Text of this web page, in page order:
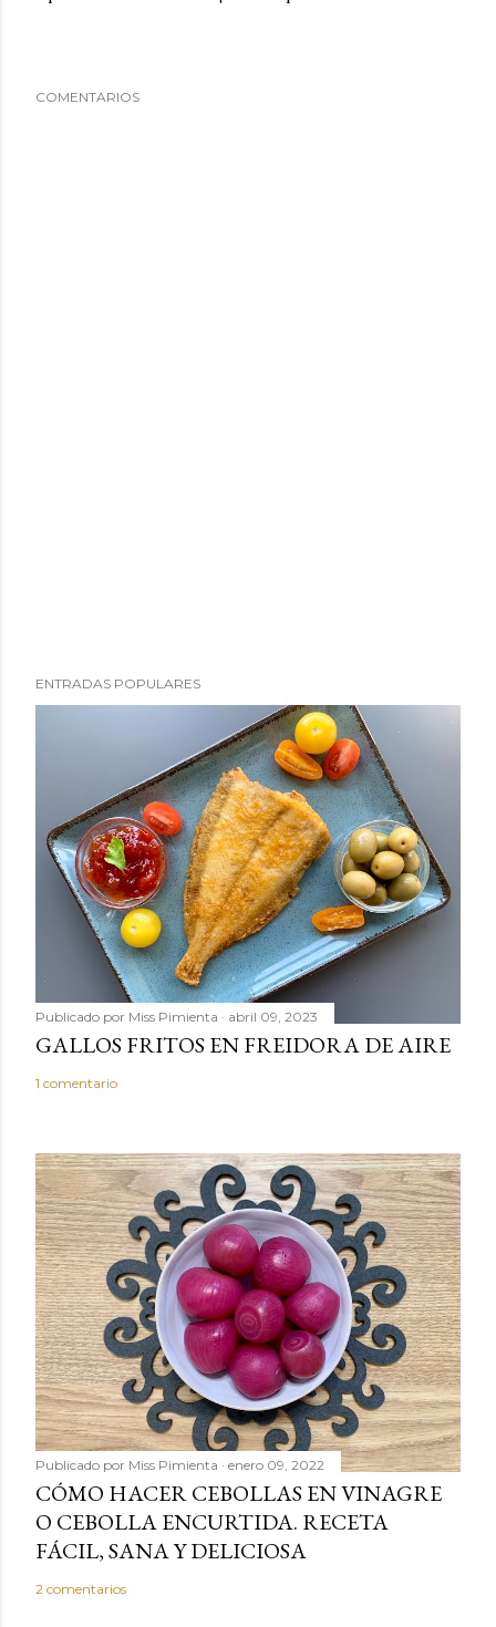
COMENTARIOS
ENTRADAS POPULARES
Publicado por Miss Pimienta abril 09, 2023
GALLOS FRITOS EN FREIDORA DE AIRE
1 comentario
Publicado por Miss Pimienta enero 09, 2022
CÓMO HACER CEBOLLAS EN VINAGRE
O CEBOLLA ENCURTIDA. RECETA
FÁCIL, SANA Y DELICIOSA
2 comentarios